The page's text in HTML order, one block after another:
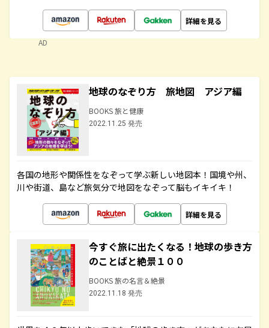
詳細を見る
AD
地球のなぞり方 旅地図 アジア編
BOOKS 旅と健康
2022.11.25 発売
各国の地形や関係性をなぞって学ぶ新しい地図本！国境や州、
川や街道、島など旅気分で地図をなぞって脳もイキイキ！
詳細を見る
今すぐ旅に出たくなる！地球の歩き方
のことばと絶景１００
BOOKS 旅の名言＆絶景
2022.11.18 発売